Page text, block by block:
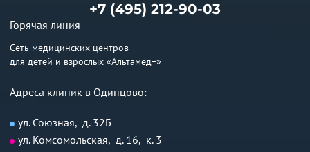
+7 (495) 212-90-03
Горячая линия
Сеть медицинских центров
для детей и взрослых «Альтамед+»
Адреса клиник в Одинцово:
ул. Союзная, д. 32Б
ул. Комсомольская, д. 16, к. 3